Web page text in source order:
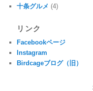
十条グルメ (4)
リンク
Facebookページ
Instagram
Birdcageブログ（旧）